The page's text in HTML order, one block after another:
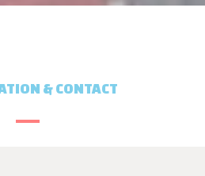
& CONTACT